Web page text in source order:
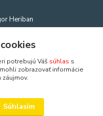
Heriban
potrebujú Váš súhlas s
zobrazovať informácie
záujmov.
Súhlasím